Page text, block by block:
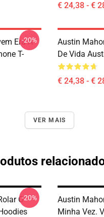
€ 24,38 - €
Era A
T-
-20%
Austin
De Vida
€ 24,38 - €
VER MAIS
O-20%
Austin
Minha Vez.